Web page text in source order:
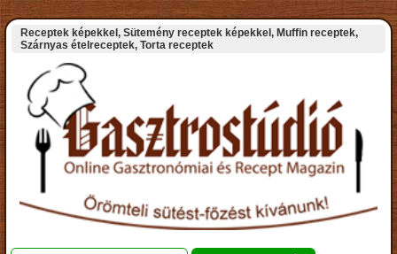
Receptek képekkel, Sütemény receptek képekkel, Muffin receptek,
Szárnyas ételreceptek, Torta receptek